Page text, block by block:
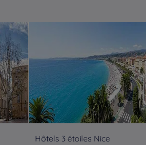
Hôtels 3 étoiles Nice